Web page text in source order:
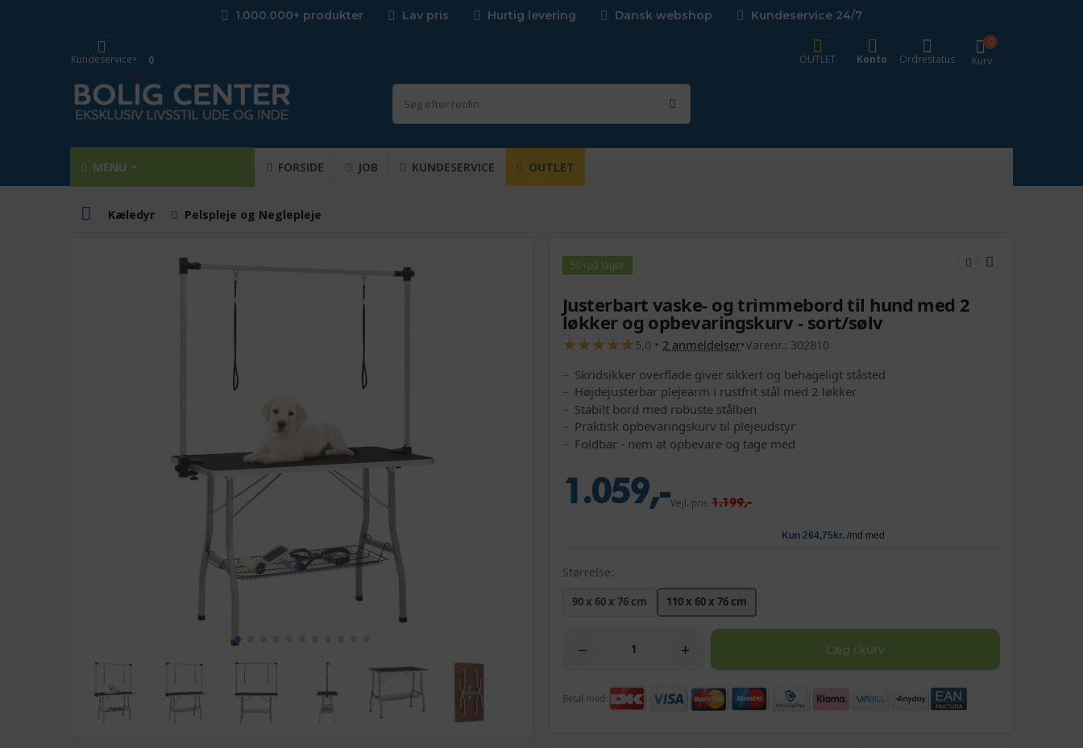
1.000.000+ produkter Lav pris Hurtig levering Dansk webshop Kundeservice 24/7
Kurv
0
OUTLET
Konto Ordrestatus
Kundeservice 0
MENU FORSIDE JOB KUNDESERVICE OUTLET
Kæledyr Pelspleje og Neglepleje
50+på lager
Justerbart vaske- og trimmebord til hund med 2
løkker og opbevaringskurv - sort/sølv
★
★★
★★
★★
★★
★5,0 • 2 anmeldelser•Varenr.: 302810
Skridsikker overflade giver sikkert og behageligt ståsted
Højdejusterbar plejearm i rustfrit stål med 2 løkker
Stabilt bord med robuste stålben
Praktisk opbevaringskurv til plejeudstyr
Foldbar - nem at opbevare og tage med
1.059,-Vejl. pris 1.199,-
Størrelse:
90 x 60 x 76 cm 110 x 60 x 76 cm
− + Læg i kurv
Betal med: